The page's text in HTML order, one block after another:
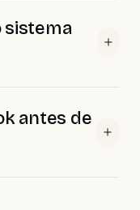
sistema
antes de